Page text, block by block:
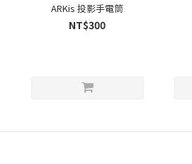
ARKis 投影手電筒
NT$300